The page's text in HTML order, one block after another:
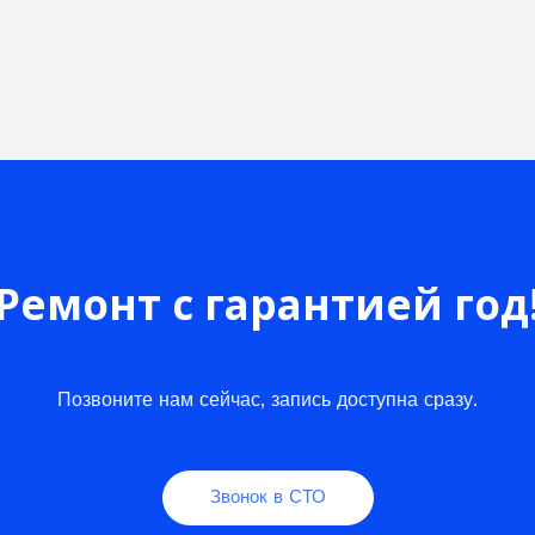
с гарантией
Позвоните нам сейчас, запись доступна сразу.
Звонок в СТО